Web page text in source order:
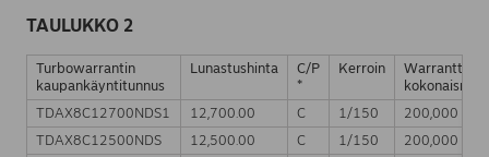
TAULUKKO 2
Turbowarrantin
kaupankäyntitunnus
Lunastushinta
C/P
*
Kerroin
Warranttien
TDAX8C12700NDS1
12,700.00 C 1/150
200,000
TDAX8C12500NDS
12,500.00 C 1/150
200,000